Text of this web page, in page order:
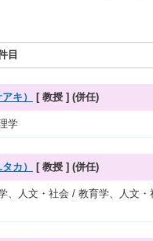
目
キ） [ 教授 ] (併任)
学
カ） [ 教授 ] (併任)
、人文・社会 / 教育学、人文・